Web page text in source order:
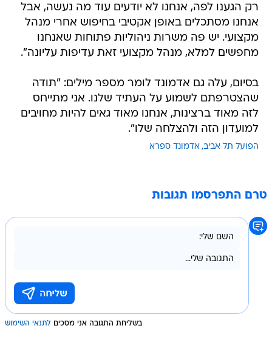
רק הגענו לפה, אנחנו לא יודעים עוד מה נעשה, אבל
אנחנו מסתכלים באופן אקטיבי בחיפוש אחרי מנהל
מקצועי. יש פה משרות ניהוליות פתוחות שאנחנו
מחפשים למלא, מנהל מקצועי זאת עדיפות עליונה".
בסיום, עלה גם אדמונד לומר מספר מילים: "תודה
שהצטרפתם לשמוע על העתיד שלנו. אני מתייחס
לזה מאוד ברצינות, אנחנו מאוד גאים להיות מחויבים
למועדון הזה ולהצלחה שלו".
הפועל תל אביב אדמונד ספרא
טרם התפרסמו תגובות
בשליחת התגובה אני מסכים לתנאי השימוש